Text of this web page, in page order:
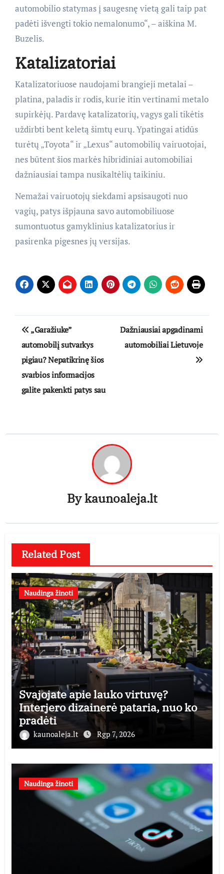
automobilio statymas į saugesnę vietą gali taip pat
padėti išvengti tokio nemalonumo“, – aiškina M.
Buzelis.
Katalizatoriai
Katalizatoriuose naudojami brangieji metalai –
platina, paladis ir rodis, kurie itin vertinami metalo
supirkėjų. Pardavę katalizatorių, vagys gali tikėtis
uždirbti bent keletą šimtų eurų. Ypatingai atidūs
turėtų „Toyota“ ir „Lexus“ automobilių vairuotojai,
nes būtent šios markės hibridiniai automobiliai
dažniausiai tampa nusikaltėlių taikiniu.
Nemažai vairuotojų siekdami apsisaugoti nuo
vagių, patys išpjauna savo automobiliuose
sumontuotus gamyklinius katalizatorius ir
pasirenka pigesnes jų versijas.
Navigacija
tarp
įrašų
„Garažiuke”
automobilį sutvarkys
pigiau? Nepatikrinę šios
svarbios informacijos
galite pakenkti patys sau
Dažniausiai apgadinami
automobiliai Lietuvoje
Bykaunoaleja.lt
Related Post
Naudinga žinoti
Svajojate apie lauko virtuvę?
Interjero dizainerė pataria, nuo ko
pradėti
kaunoaleja.lt Rgp 7, 2026
Naudinga žinoti